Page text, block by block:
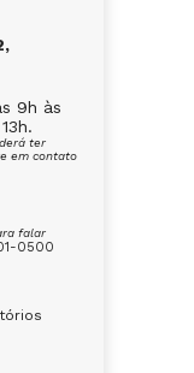
9h às
ter
em contato
falar
0500